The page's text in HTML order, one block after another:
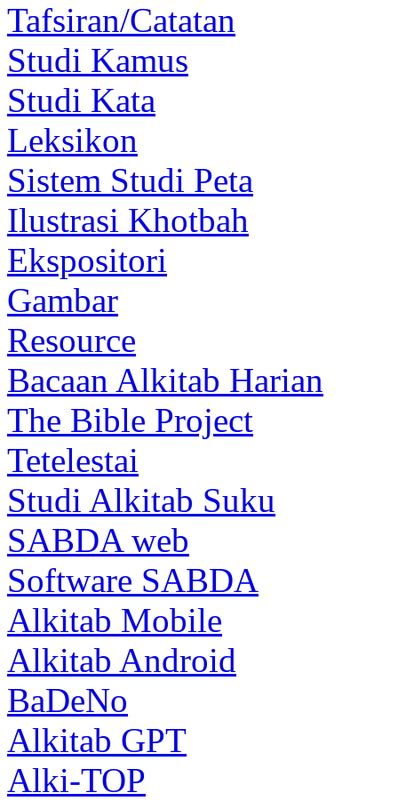
Tafsiran/Catatan
Studi Kamus
Studi Kata
Leksikon
Sistem Studi Peta
Ilustrasi Khotbah
Ekspositori
Gambar
Resource
Bacaan Alkitab Harian
The Bible Project
Tetelestai
Studi Alkitab Suku
SABDA web
Software SABDA
Alkitab Mobile
Alkitab Android
BaDeNo
Alkitab GPT
Alki-TOP